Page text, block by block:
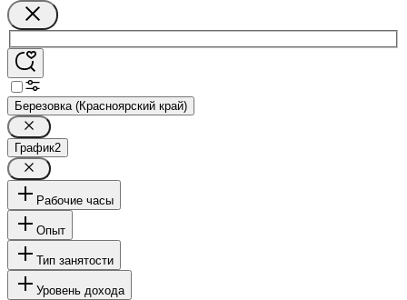
Березовка (Красноярский край)
График2
Рабочие часы
Опыт
Тип занятости
Уровень дохода